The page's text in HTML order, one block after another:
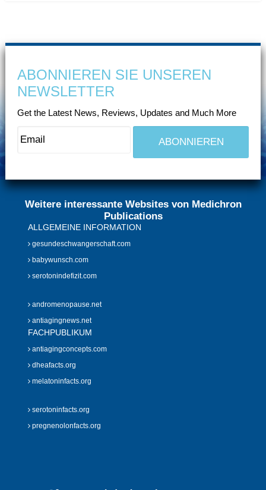
ABONNIEREN SIE UNSEREN
NEWSLETTER
Get the Latest News, Reviews, Updates and Much More
Weitere interessante Websites von Medichron
Publications
ALLGEMEINE INFORMATION
gesundeschwangerschaft.com
babywunsch.com
serotonindefizit.com
andromenopause.net
antiagingnews.net
FACHPUBLIKUM
antiagingconcepts.com
dheafacts.org
melatoninfacts.org
serotoninfacts.org
pregnenolonfacts.org